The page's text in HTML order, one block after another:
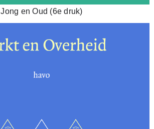
Jong en Oud (6e druk)